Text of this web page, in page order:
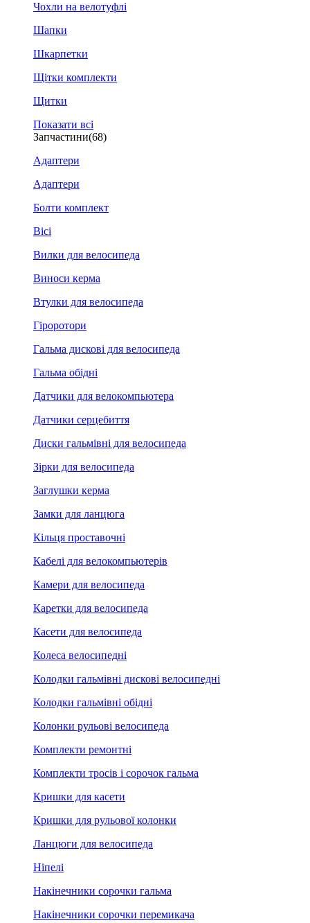
Чохли на велотуфлі
Шапки
Шкарпетки
Щітки комплекти
Щитки
Показати всі
Запчастини(68)
Адаптери
Адаптери
Болти комплект
Вісі
Вилки для велосипеда
Виноси керма
Втулки для велосипеда
Гіроротори
Гальма дискові для велосипеда
Гальма обідні
Датчики для велокомпьютера
Датчики серцебиття
Диски гальмівні для велосипеда
Зірки для велосипеда
Заглушки керма
Замки для ланцюга
Кільця проставочні
Кабелі для велокомпьютерів
Камери для велосипеда
Каретки для велосипеда
Касети для велосипеда
Колеса велосипедні
Колодки гальмівні дискові велосипедні
Колодки гальмівні обідні
Колонки рульові велосипеда
Комплекти ремонтні
Комплекти тросів і сорочок гальма
Кришки для касети
Кришки для рульової колонки
Ланцюги для велосипеда
Ніпелі
Накінечники сорочки гальма
Накінечники сорочки перемикача